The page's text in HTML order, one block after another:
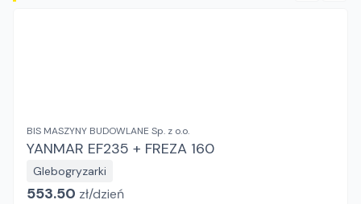
BIS MASZYNY BUDOWLANE Sp. z o.o.
YANMAR EF235 + FREZA 160
Glebogryzarki
553.50 zł/dzień